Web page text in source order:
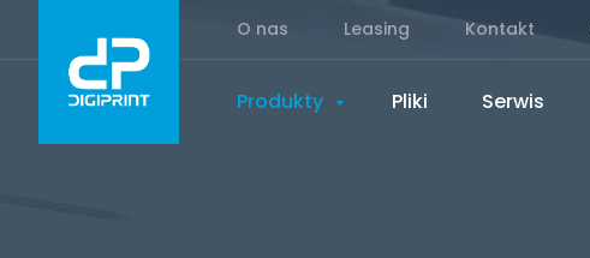
Produkty Pliki Serwis
O nas Leasing Kontakt